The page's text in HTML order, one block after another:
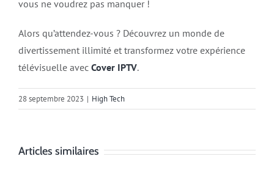
vous ne voudrez pas manquer !
Alors qu’attendez-vous ? Découvrez un monde de
divertissement illimité et transformez votre expérience
télévisuelle avec Cover IPTV.
28 septembre 2023 | High Tech
Articles similaires